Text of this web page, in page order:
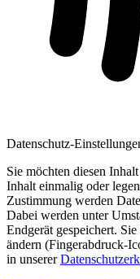
Datenschutz-
Sie möchten diesen
Inhalt einmalig oder
Zustimmung werden
Dabei werden unter
Endgerät gespeichert.
ändern (Fingerabdruck-
in unserer